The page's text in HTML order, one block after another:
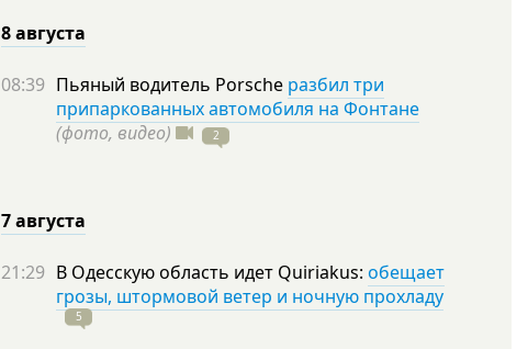
8 августа
08:39 Пьяный водитель Porsche разбил три
припаркованных автомобиля на Фонтане
(фото, видео)
2
7 августа
21:29 В Одесскую область идет Quiriakus: обещает
грозы, штормовой ветер и ночную прохладу
5